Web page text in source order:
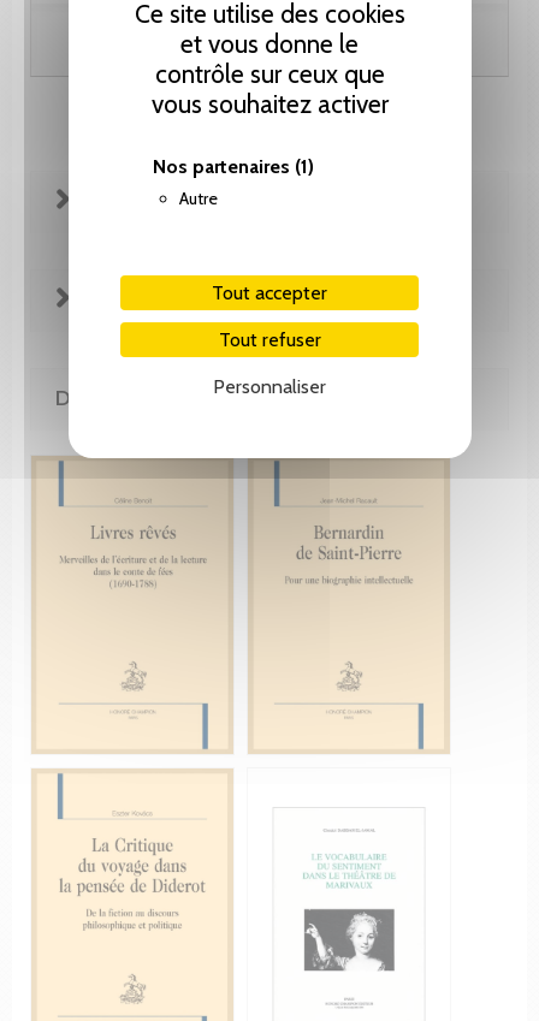
Ce site utilise des cookies
et vous donne le
contrôle sur ceux que
vous souhaitez activer
Nos partenaires (1)
Autre
Tout accepter
Tout refuser
Personnaliser
Ajouter au panier
FICHE TECHNIQUE
DE LA MÊME COLLECTION